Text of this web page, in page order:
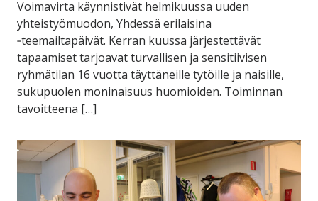
Voimavirta käynnistivät helmikuussa uuden
yhteistyömuodon, Yhdessä erilaisina
‑teemailtapäivät. Kerran kuussa järjestettävät
tapaamiset tarjoavat turvallisen ja sensitiivisen
ryhmätilan 16 vuotta täyttäneille tytöille ja naisille,
sukupuolen moninaisuus huomioiden. Toiminnan
tavoitteena […]